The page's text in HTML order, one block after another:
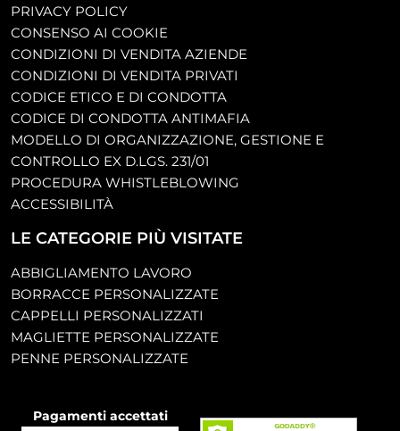
PRIVACY POLICY
CONSENSO AI COOKIE
CONDIZIONI DI VENDITA AZIENDE
CONDIZIONI DI VENDITA PRIVATI
CODICE ETICO E DI CONDOTTA
CODICE DI CONDOTTA ANTIMAFIA
MODELLO DI ORGANIZZAZIONE, GESTIONE E
CONTROLLO EX D.LGS. 231/01
PROCEDURA WHISTLEBLOWING
ACCESSIBILITÀ
LE CATEGORIE PIÙ VISITATE
ABBIGLIAMENTO LAVORO
BORRACCE PERSONALIZZATE
CAPPELLI PERSONALIZZATI
MAGLIETTE PERSONALIZZATE
PENNE PERSONALIZZATE
Pagamenti accettati